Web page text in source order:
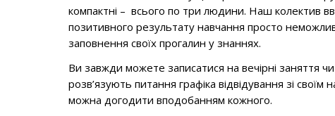
компактні – всього по три людини. Наш колектив
позитивного результату навчання просто
заповнення своїх прогалин у знаннях.
Ви завжди можете записатися на вечірні заняття
розв’язують питання графіка відвідування зі
можна догодити вподобанням кожного.